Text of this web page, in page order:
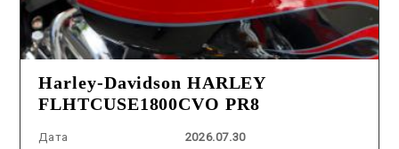
Harley-Davidson HARLEY
FLHTCUSE1800CVO PR8
Дата
2026.07.30